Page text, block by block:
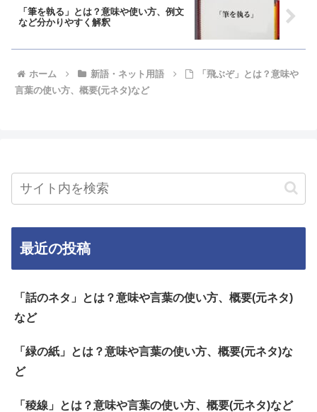
「筆を執る」とは？意味や使い方、例文
など分かりやすく解釈
ホーム 新語・ネット用語
「飛ぶぞ」とは？意味や
言葉の使い方、概要(元ネタ)など
最近の投稿
「話のネタ」とは？意味や言葉の使い方、概要(元ネタ)
など
「緑の紙」とは？意味や言葉の使い方、概要(元ネタ)な
ど
「稜線」とは？意味や言葉の使い方、概要(元ネタ)など